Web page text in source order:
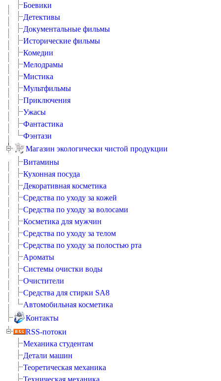
Боевики
Детективы
Документальные фильмы
Исторические фильмы
Комедии
Мелодрамы
Мистика
Мультфильмы
Приключения
Ужасы
Фантастика
Фэнтази
Магазин экологически чистой продукции
Витамины
Кухонная посуда
Декоративная косметика
Средства по уходу за кожей
Средства по уходу за волосами
Косметика для мужчин
Средства по уходу за телом
Средства по уходу за полостью рта
Ароматы
Системы очистки воды
Очистители
Средства для стирки SA8
Автомобильная косметика
Контакты
RSS-потоки
Механика студентам
Детали машин
Теоретическая механика
Техническая механика